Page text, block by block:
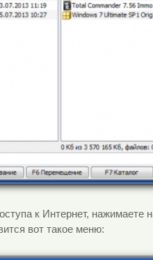
к Интернет, нажимаете
вот такое меню: